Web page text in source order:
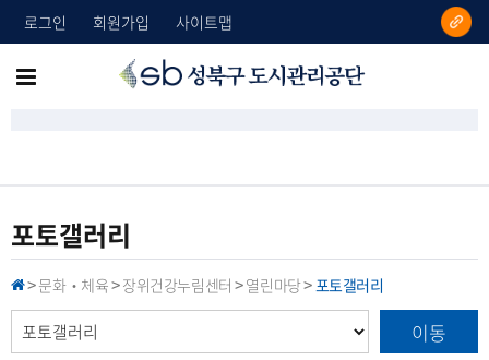
로그인 회원가입 사이트맵
리
공
단
메
보
기
포토갤러리
H
M
> 문화‧체육> 장위건강누림센터 >열린마당>포토갤러리
이동